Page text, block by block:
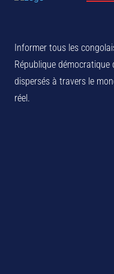
Informer tous les
République démocratique
dispersés à travers le
réel.